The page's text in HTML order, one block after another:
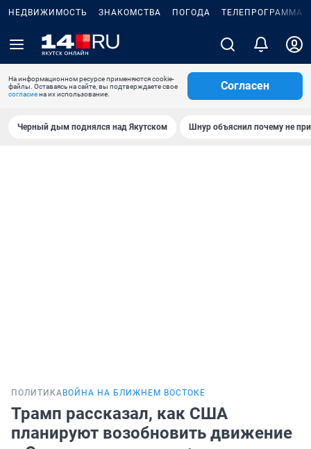
НЕДВИЖИМОСТЬ ЗНАКОМСТВА ПОГОДА ТЕЛЕПРОГРАММА
На информационном ресурсе применяются cookie-
файлы. Оставаясь на сайте, вы подтверждаете свое
согласиена их использование.
Согласен
Черный дым поднялся над Якутском Шнур объяснил почему не
ПОЛИТИКА ВОЙНА НА БЛИЖНЕМ ВОСТОКЕ
Трамп рассказал, как США
планируют возобновить движение